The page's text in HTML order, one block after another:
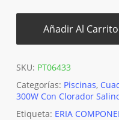
Añadir Al Carrito
SKU: PT06433
Categorías: Piscinas,
300W Con Clorador
Etiqueta: ERIA